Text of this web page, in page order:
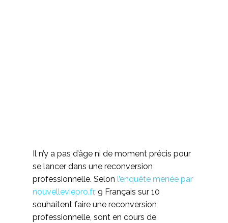
Il n’y a pas d’âge ni de moment précis pour
se lancer dans une reconversion
professionnelle. Selon l’enquête menée par
nouvelleviepro.fr, 9 Français sur 10
souhaitent faire une reconversion
professionnelle, sont en cours de